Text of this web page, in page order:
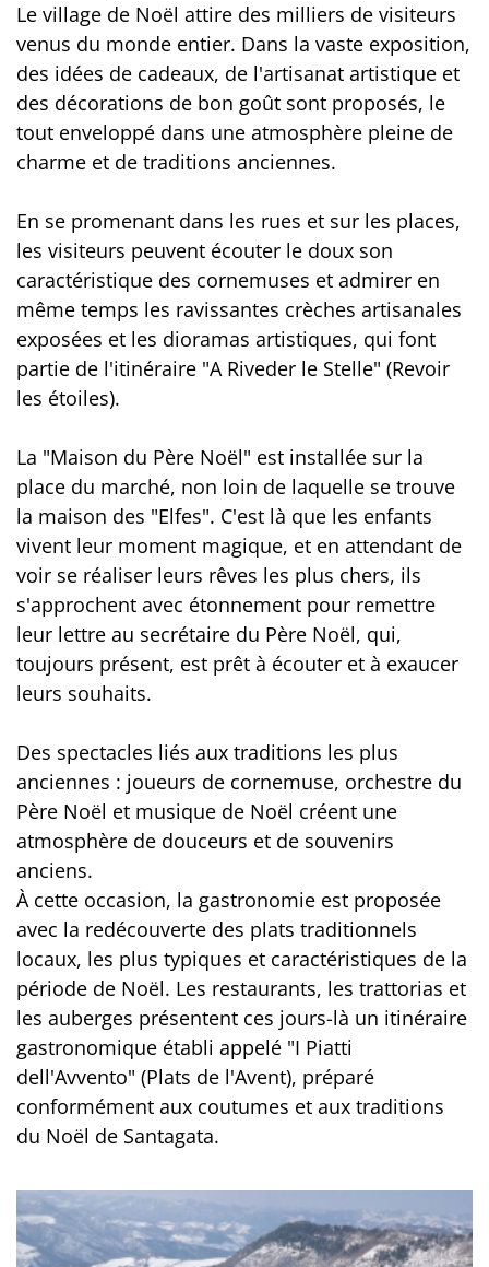
Le village de Noël attire des milliers de visiteurs
venus du monde entier. Dans la vaste exposition,
des idées de cadeaux, de l'artisanat artistique et
des décorations de bon goût sont proposés, le
tout enveloppé dans une atmosphère pleine de
charme et de traditions anciennes.
En se promenant dans les rues et sur les places,
les visiteurs peuvent écouter le doux son
caractéristique des cornemuses et admirer en
même temps les ravissantes crèches artisanales
exposées et les dioramas artistiques, qui font
partie de l'itinéraire "A Riveder le Stelle" (Revoir
les étoiles).
La "Maison du Père Noël" est installée sur la
place du marché, non loin de laquelle se trouve
la maison des "Elfes". C'est là que les enfants
vivent leur moment magique, et en attendant de
voir se réaliser leurs rêves les plus chers, ils
s'approchent avec étonnement pour remettre
leur lettre au secrétaire du Père Noël, qui,
toujours présent, est prêt à écouter et à exaucer
leurs souhaits.
Des spectacles liés aux traditions les plus
anciennes : joueurs de cornemuse, orchestre du
Père Noël et musique de Noël créent une
atmosphère de douceurs et de souvenirs
anciens.
À cette occasion, la gastronomie est proposée
avec la redécouverte des plats traditionnels
locaux, les plus typiques et caractéristiques de la
période de Noël. Les restaurants, les trattorias et
les auberges présentent ces jours-là un itinéraire
gastronomique établi appelé "I Piatti
dell'Avvento" (Plats de l'Avent), préparé
conformément aux coutumes et aux traditions
du Noël de Santagata.